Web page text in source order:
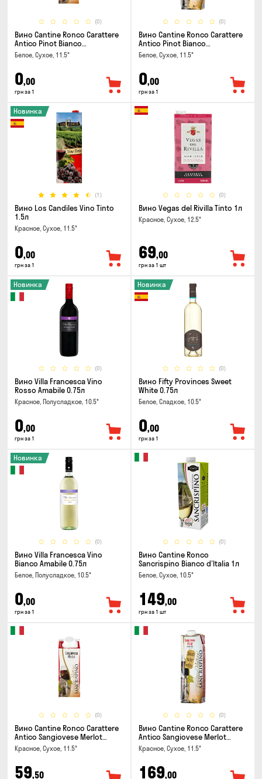
(0)
Вино Cantine Ronco Carattere
Antico Pinot Bianco
Chardonnay Rubicone IGT 0.25л
Белое, Сухое, 11.5°
0,00
грн за 1
(0)
Вино Cantine Ronco Carattere
Antico Pinot Bianco
Chardonnay Rubicone IGT 1л
Белое, Сухое, 11.5°
0,00
грн за 1
(1)
Новинка
Вино Los Candiles Vino Tinto
1.5л
Красное, Сухое, 11.5°
0,00
грн за 1
(0)
Вино Vegas del Rivilla Tinto 1л
Красное, Сухое, 12.5°
69,00
грн за 1 шт
(0)
Новинка
Вино Villa Francesca Vino
Rosso Amabile 0.75л
Красное, Полусладкое, 10.5°
0,00
грн за 1
(0)
Новинка
Вино Fifty Provinces Sweet
White 0.75л
Белое, Сладкое, 10.5°
0,00
грн за 1
(0)
Новинка
Вино Villa Francesca Vino
Bianco Amabile 0.75л
Белое, Полусладкое, 10.5°
0,00
грн за 1
(0)
Вино Cantine Ronco
Sancrispino Bianco d'Italia 1л
Белое, Сухое, 10.5°
149,00
грн за 1 шт
(0)
Вино Cantine Ronco Carattere
Antico Sangiovese Merlot
Rubicone IGT 0.25л
Красное, Сухое, 11.5°
59,50
(0)
Вино Cantine Ronco Carattere
Antico Sangiovese Merlot
Rubicone IGT 1л
Красное, Сухое, 11.5°
169,00